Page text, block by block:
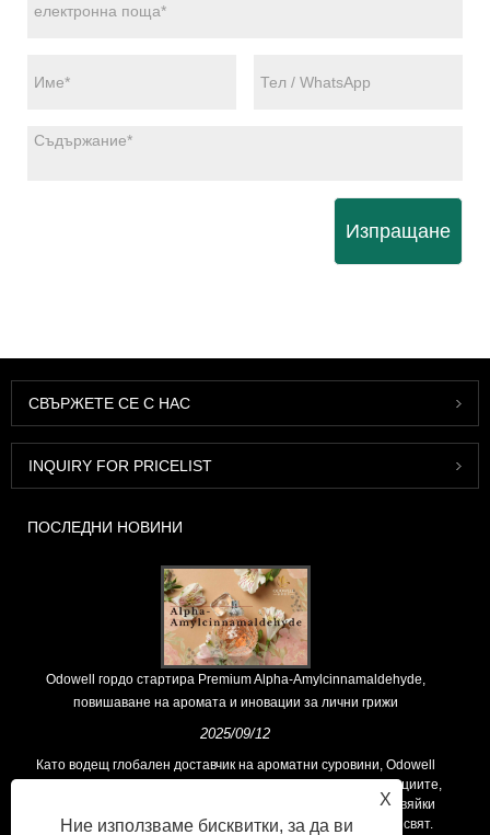
Изпращане
СВЪРЖЕТЕ СЕ С НАС
INQUIRY FOR PRICELIST
ПОСЛЕДНИ НОВИНИ
Odowell гордо стартира Premium Alpha-Amylcinnamaldehyde,
повишаване на аромата и иновации за лични грижи
2025/09/12
Като водещ глобален доставчик на ароматни суровини, Odowell
поддържа основна философия на „ориентирана към иновациите,
фокусирани върху качеството“, последователно предоставяйки
превъзходни решения за аромати на клиентите по целия свят.
X
Ние използваме бисквитки, за да ви